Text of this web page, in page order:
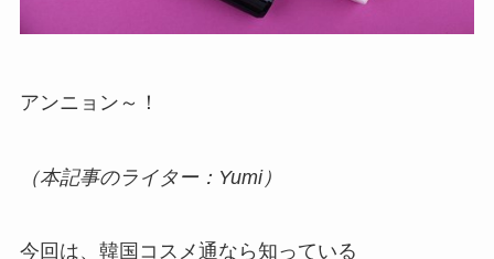
アンニョン～！
（本記事のライター：Yumi）
今回は、韓国コスメ通なら知っている